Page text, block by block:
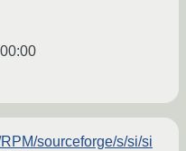
sourceforge/s/si/si